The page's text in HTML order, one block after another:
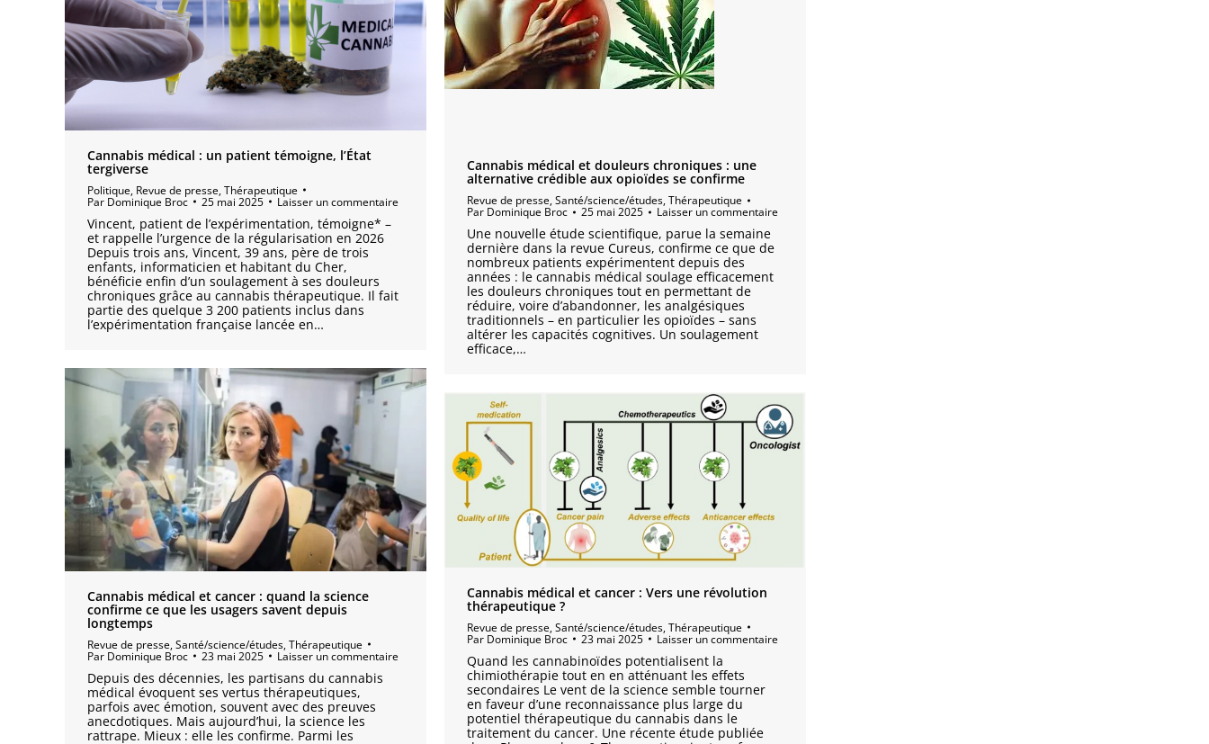
Cannabis médical : un patient témoigne, l’État
tergiverse
Politique, Revue de presse,Thérapeutique
Par Dominique Broc 25 mai 2025 Laisser un commentaire
Vincent, patient de l’expérimentation, témoigne* –
et rappelle l’urgence de la régularisation en 2026
Depuis trois ans, Vincent, 39 ans, père de trois
enfants, informaticien et habitant du Cher,
bénéficie enfin d’un soulagement à ses douleurs
chroniques grâce au cannabis thérapeutique. Il fait
partie des quelque 3 200 patients inclus dans
l’expérimentation française lancée en…
Cannabis médical et douleurs chroniques : une
alternative crédible aux opioïdes se confirme
Revue de presse,Santé/science/études,Thérapeutique
Par Dominique Broc 25 mai 2025 Laisser un commentaire
Une nouvelle étude scientifique, parue la semaine
dernière dans la revue Cureus, confirme ce que de
nombreux patients expérimentent depuis des
années : le cannabis médical soulage efficacement
les douleurs chroniques tout en permettant de
réduire, voire d’abandonner, les analgésiques
traditionnels – en particulier les opioïdes – sans
altérer les capacités cognitives. Un soulagement
efficace,…
Cannabis médical et cancer : quand la science
confirme ce que les usagers savent depuis
longtemps
Revue de presse,Santé/science/études,Thérapeutique
Par Dominique Broc 23 mai 2025 Laisser un commentaire
Depuis des décennies, les partisans du cannabis
médical évoquent ses vertus thérapeutiques,
parfois avec émotion, souvent avec des preuves
anecdotiques. Mais aujourd’hui, la science les
rattrape. Mieux : elle les confirme. Parmi les
Cannabis médical et cancer : Vers une révolution
thérapeutique ?
Revue de presse,Santé/science/études,Thérapeutique
Par Dominique Broc 23 mai 2025 Laisser un commentaire
Quand les cannabinoïdes potentialisent la
chimiothérapie tout en en atténuant les effets
secondaires Le vent de la science semble tourner
en faveur d’une reconnaissance plus large du
potentiel thérapeutique du cannabis dans le
traitement du cancer. Une récente étude publiée